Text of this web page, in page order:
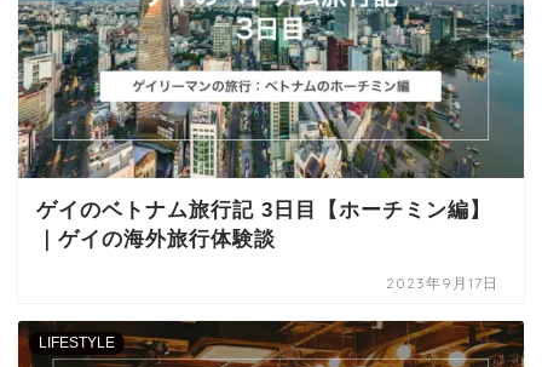
ゲイのベトナム旅行記 3日目【ホーチミン編】
｜ゲイの海外旅行体験談
2023年9月17日
LIFESTYLE